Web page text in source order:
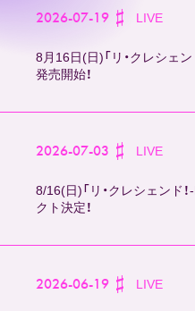
CAST&STAFF
DISCOGRAPHY
CONTACT
2026-07-19 LIVE
8月16日(日)「リ・クレシェ
発売開始！
2026-07-03 LIVE
8/16(日)「リ・クレシェンド
クト決定！
2026-06-19 LIVE